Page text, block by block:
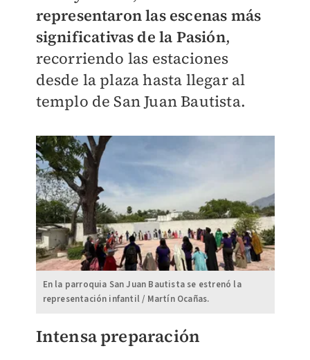
representaron las escenas más
significativas de la Pasión,
recorriendo las estaciones
desde la plaza hasta llegar al
templo de San Juan Bautista.
En la parroquia San Juan Bautista se estrenó la
representación infantil / Martín Ocañas.
Intensa preparación